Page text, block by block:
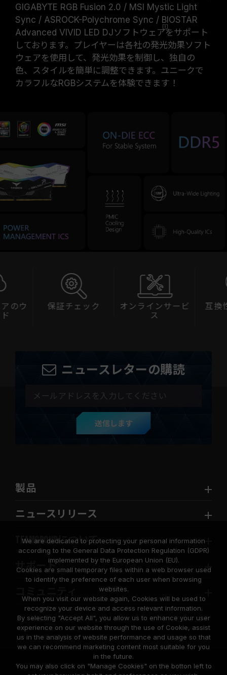
GIGABYTE RGB Fusion 2.0 / MSI Mystic Light
Sync / ASROCK-Polychrome Sync / BIOSTAR
Advanced VIVID LED DJソフトウェアをサポート
しております。プレイヤーは各社の発光効果ソフト
ウェアを使用して、発光効果を制御し、独自の
色、スタイルを簡単に調整できます。ユニークで
カラフルなRGBシステムを体験できます！
のウ
保証チェック
オンラインサービ
ス
互換
ニュースレターの購読
送信します
製品
ニュースリリース
TEAMGROUPについて
サポート
© 2026 Team Group Inc. All Rights Reserved.
We are dedicated to protecting your personal information
according to the General Data Protection Regulation (GDPR)
implemented by the European Union (EU).
Cookies are small temporary files within a web browser used
to identify the preference of each user when browsing
websites.
When you visit our website again, Cookies will be used to
recognize your device and access relevant information.
By selecting "Accept All", you allow us to enhance your user
experience on our website through the use of Cookie, assist
us in the analysis of website performance and usage so that
we can recommend marketing content most suitable for you
in the future.
You may also click on "Manage Cookies" on the botton left to